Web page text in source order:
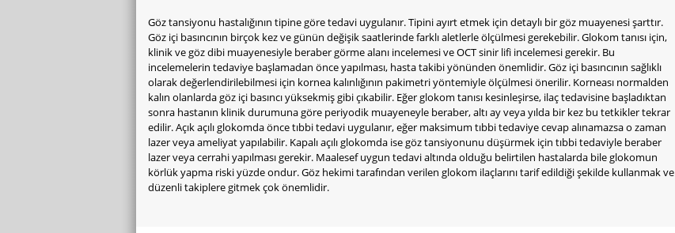
Göz tansiyonu hastalığının tipine göre tedavi uygulanır. Tipini ayırt etmek için detaylı bir göz muayenesi şarttır.
Göz içi basıncının birçok kez ve günün değişik saatlerinde farklı aletlerle ölçülmesi gerekebilir. Glokom tanısı için,
klinik ve göz dibi muayenesiyle beraber görme alanı incelemesi ve OCT sinir lifi incelemesi gerekir. Bu
incelemelerin tedaviye başlamadan önce yapılması, hasta takibi yönünden önemlidir. Göz içi basıncının sağlıklı
olarak değerlendirilebilmesi için kornea kalınlığının pakimetri yöntemiyle ölçülmesi önerilir. Korneası normalden
kalın olanlarda göz içi basıncı yüksekmiş gibi çıkabilir. Eğer glokom tanısı kesinleşirse, ilaç tedavisine başladıktan
sonra hastanın klinik durumuna göre periyodik muayeneyle beraber, altı ay veya yılda bir kez bu tetkikler tekrar
edilir. Açık açılı glokomda önce tıbbi tedavi uygulanır, eğer maksimum tıbbi tedaviye cevap alınamazsa o zaman
lazer veya ameliyat yapılabilir. Kapalı açılı glokomda ise göz tansiyonunu düşürmek için tıbbi tedaviyle beraber
lazer veya cerrahi yapılması gerekir. Maalesef uygun tedavi altında olduğu belirtilen hastalarda bile glokomun
körlük yapma riski yüzde ondur. Göz hekimi tarafından verilen glokom ilaçlarını tarif edildiği şekilde kullanmak ve
düzenli takiplere gitmek çok önemlidir.